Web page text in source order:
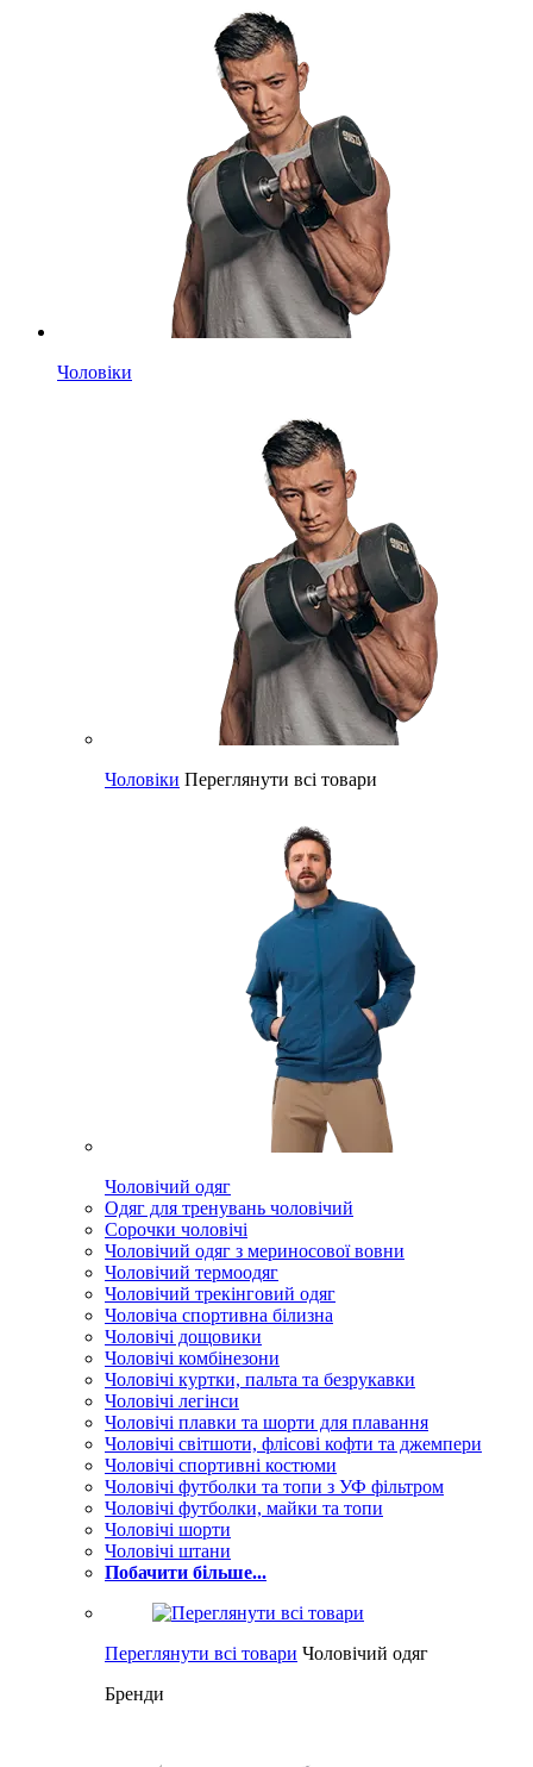
Чоловіки
Чоловіки Переглянути всі товари
Чоловічий одяг
Одяг для тренувань чоловічий
Сорочки чоловічі
Чоловічий одяг з мериносової вовни
Чоловічий термоодяг
Чоловічий трекінговий одяг
Чоловіча спортивна білизна
Чоловічі дощовики
Чоловічі комбінезони
Чоловічі куртки, пальта та безрукавки
Чоловічі легінси
Чоловічі плавки та шорти для плавання
Чоловічі світшоти, флісові кофти та джемпери
Чоловічі спортивні костюми
Чоловічі футболки та топи з УФ фільтром
Чоловічі футболки, майки та топи
Чоловічі шорти
Чоловічі штани
Побачити більше...
Переглянути всі товари Чоловічий одяг
Бренди